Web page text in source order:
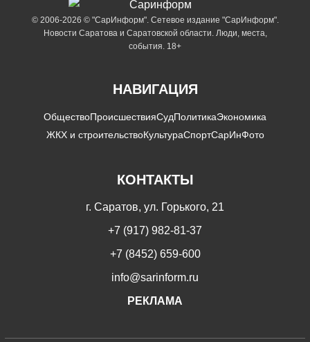
© 2006-2026 © "СарИнформ". Сетевое издание "СарИнформ".
Новости Саратова и Саратовской области. Люди, места,
события. 18+
НАВИГАЦИЯ
ОбществоПроисшествияСудПолитикаЭкономика
ЖКХ и строительствоКультураСпортСарИнФото
КОНТАКТЫ
г. Саратов, ул. Горького, 21
+7 (917) 982-81-37
+7 (8452) 659-600
info@sarinform.ru
РЕКЛАМА